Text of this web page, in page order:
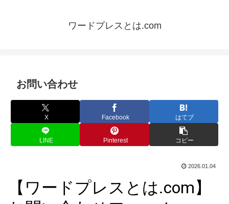
ワードプレスとは.com
お問い合わせ
X Facebook はてブ
LINE Pinterest コピー
2026.01.04